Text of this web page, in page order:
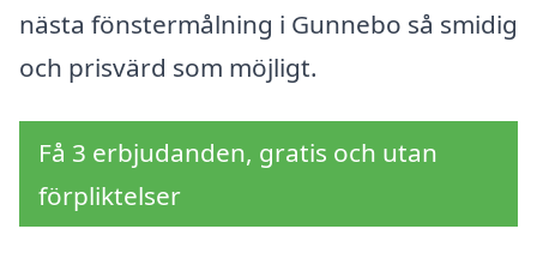
nästa fönstermålning i Gunnebo så smidig
och prisvärd som möjligt.
Få 3 erbjudanden, gratis och utan
förpliktelser